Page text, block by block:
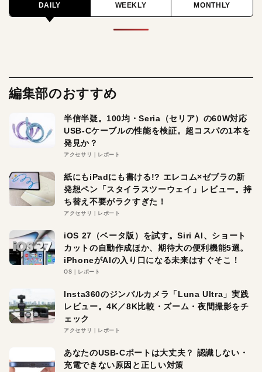
DAILY WEEKLY MONTHLY
編集部のおすすめ
半信半疑。100均・Seria（セリア）の60W対応
USB-Cケーブルの性能を検証。超コスパの1本を
発見か？
アクセサリ レポート
紙にもiPadにも書ける!? エレコム×ゼブラの新
発想ペン「スタイラスツーウェイ」レビュー。持
ち替え不要がラクすぎた！
アクセサリ レポート
iOS 27（ベータ版）を試す。Siri AI、ショート
カットの自動作成ほか、期待大の便利機能5選。
iPhoneがAIの入り口になる未来はすぐそこ！
OS レポート
Insta360のジンバルカメラ「Luna Ultra」実践
レビュー。4K／8K比較・ズーム・夜間撮影をチ
ェック
アクセサリ レポート
あなたのUSB-Cポートは大丈夫？ 認識しない・
充電できない原因と正しい対策